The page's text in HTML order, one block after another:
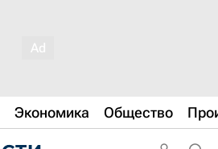
Экономика Общество